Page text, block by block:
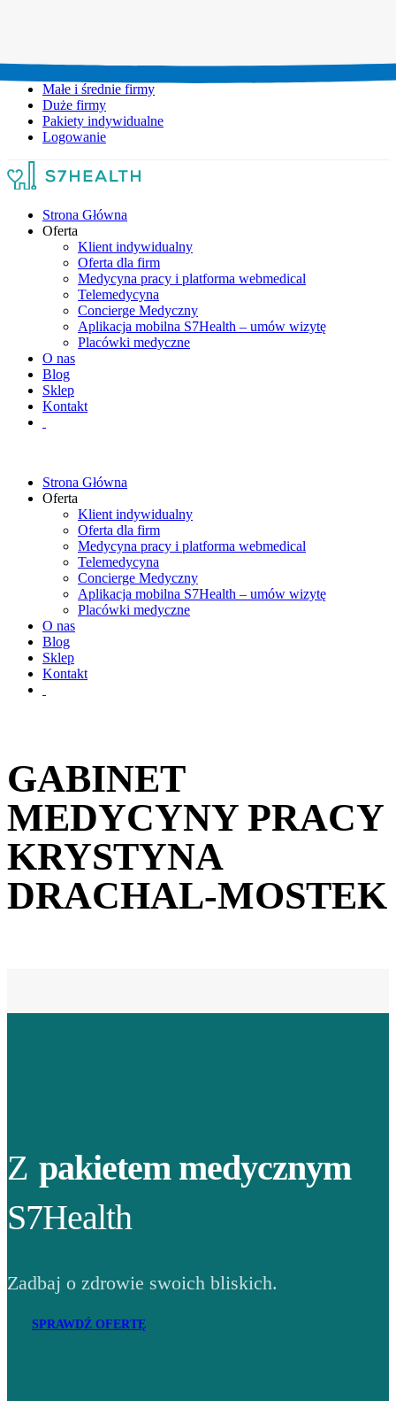
Małe i średnie firmy
Duże firmy
Pakiety indywidualne
Logowanie
Strona Główna
Oferta
Klient indywidualny
Oferta dla firm
Medycyna pracy i platforma webmedical
Telemedycyna
Concierge Medyczny
Aplikacja mobilna S7Health – umów wizytę
Placówki medyczne
O nas
Blog
Sklep
Kontakt
Strona Główna
Oferta
Klient indywidualny
Oferta dla firm
Medycyna pracy i platforma webmedical
Telemedycyna
Concierge Medyczny
Aplikacja mobilna S7Health – umów wizytę
Placówki medyczne
O nas
Blog
Sklep
Kontakt
GABINET
MEDYCYNY PRACY
KRYSTYNA
DRACHAL-MOSTEK
Z pakietem medycznym
S7Health
Zadbaj o zdrowie swoich bliskich.
SPRAWDŹ OFERTĘ